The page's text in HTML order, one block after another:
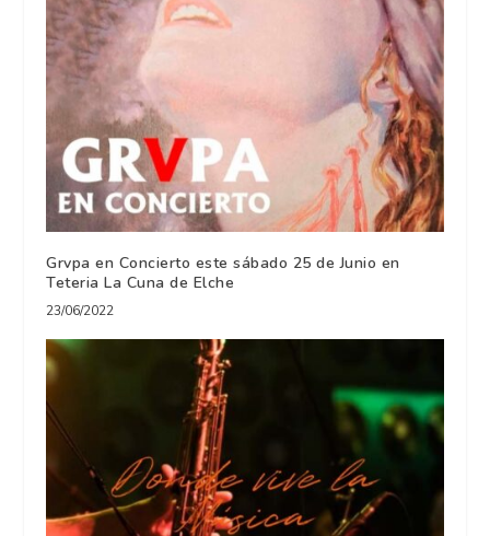
Grvpa en Concierto este sábado 25 de Junio en
Teteria La Cuna de Elche
23/06/2022